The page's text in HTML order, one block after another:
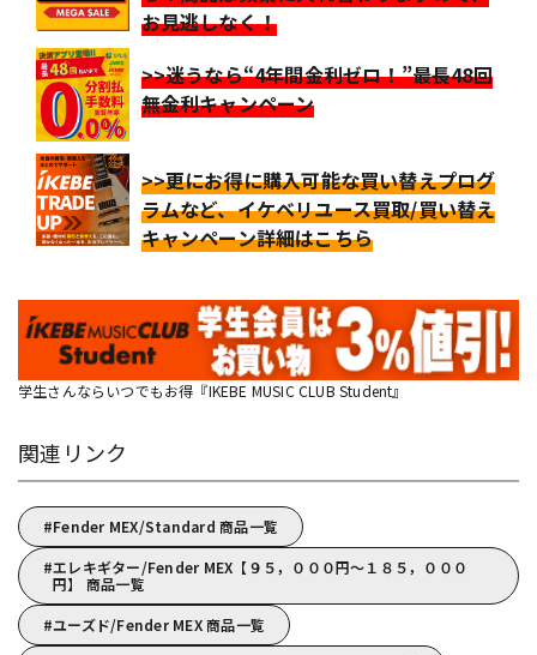
お見逃しなく！
>>迷うなら“4年間金利ゼロ！”最長48回
無金利キャンペーン
>>更にお得に購入可能な買い替えプログ
ラムなど、イケベリユース買取/買い替え
キャンペーン詳細はこちら
学生さんならいつでもお得『IKEBE MUSIC CLUB Student』
関連リンク
Fender MEX/Standard 商品一覧
エレキギター/Fender MEX【９５，０００円～１８５，０００
円】 商品一覧
ユーズド/Fender MEX 商品一覧